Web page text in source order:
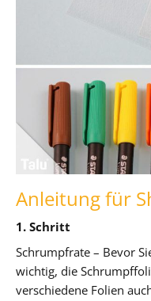
Anleitung für
1. Schritt
Schrumpfrate – Bevor
wichtig, die
verschiedene Folien